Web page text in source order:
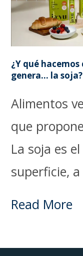
¿Y qué
genera… la soja?
Alimentos
que
La soja es
superficie, a
Read More